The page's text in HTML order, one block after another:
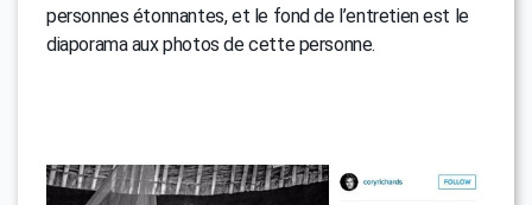
personnes étonnantes, et le fond de l’entretien est le
diaporama aux photos de cette personne.